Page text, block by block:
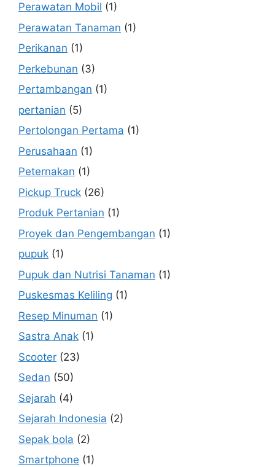
Perawatan Mobil (1)
Perawatan Tanaman (1)
Perikanan (1)
Perkebunan (3)
Pertambangan (1)
pertanian (5)
Pertolongan Pertama (1)
Perusahaan (1)
Peternakan (1)
Pickup Truck (26)
Produk Pertanian (1)
Proyek dan Pengembangan (1)
pupuk (1)
Pupuk dan Nutrisi Tanaman (1)
Puskesmas Keliling (1)
Resep Minuman (1)
Sastra Anak (1)
Scooter (23)
Sedan (50)
Sejarah (4)
Sejarah Indonesia (2)
Sepak bola (2)
Smartphone (1)